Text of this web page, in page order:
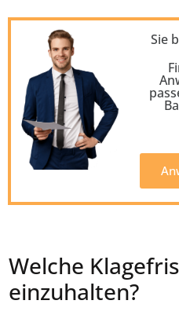
Sie
Welche
einzuhalten?